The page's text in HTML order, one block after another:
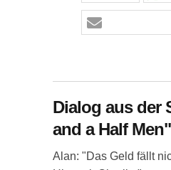
Dialog aus der
and a Half Men"
Alan: "Das Geld fällt